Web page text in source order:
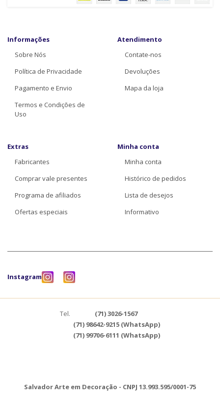
Informações
Sobre Nós
Política de Privacidade
Pagamento e Envio
Termos e Condições de
Uso
Atendimento
Contate-nos
Devoluções
Mapa da loja
Extras
Fabricantes
Comprar vale presentes
Programa de afiliados
Ofertas especiais
Minha conta
Minha conta
Histórico de pedidos
Lista de desejos
Informativo
Instagram
Tel.
(71) 3026-1567
(71) 98642-9215 (WhatsApp)
(71) 99706-6111 (WhatsApp)
Salvador Arte em Decoração - CNPJ 13.993.595/0001-75